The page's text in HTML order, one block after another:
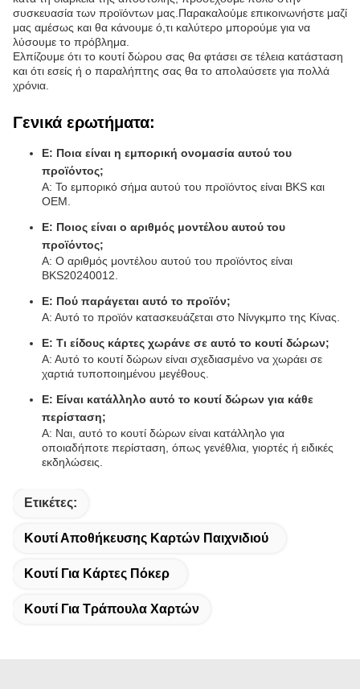
συσκευασία των προϊόντων μας.Παρακαλούμε επικοινωνήστε μαζί
μας αμέσως και θα κάνουμε ό,τι καλύτερο μπορούμε για να
λύσουμε το πρόβλημα.
Ελπίζουμε ότι το κουτί δώρου σας θα φτάσει σε τέλεια κατάσταση
και ότι εσείς ή ο παραλήπτης σας θα το απολαύσετε για πολλά
χρόνια.
Γενικά ερωτήματα:
Ε: Ποια είναι η εμπορική ονομασία αυτού του
προϊόντος;
Α: Το εμπορικό σήμα αυτού του προϊόντος είναι BKS και
OEM.
Ε: Ποιος είναι ο αριθμός μοντέλου αυτού του
προϊόντος;
Α: Ο αριθμός μοντέλου αυτού του προϊόντος είναι
BKS20240012.
Ε: Πού παράγεται αυτό το προϊόν;
Α: Αυτό το προϊόν κατασκευάζεται στο Νίνγκμπο της Κίνας.
Ε: Τι είδους κάρτες χωράνε σε αυτό το κουτί δώρων;
Α: Αυτό το κουτί δώρων είναι σχεδιασμένο να χωράει σε
χαρτιά τυποποιημένου μεγέθους.
Ε: Είναι κατάλληλο αυτό το κουτί δώρων για κάθε
περίσταση;
Α: Ναι, αυτό το κουτί δώρων είναι κατάλληλο για
οποιαδήποτε περίσταση, όπως γενέθλια, γιορτές ή ειδικές
εκδηλώσεις.
Ετικέτες:
Κουτί Αποθήκευσης Καρτών Παιχνιδιού
Κουτί Για Κάρτες Πόκερ
Κουτί Για Τράπουλα Χαρτών